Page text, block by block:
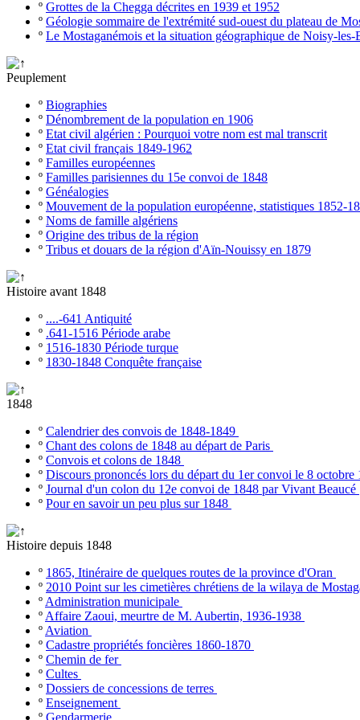
º Grottes de la Chegga décrites en 1939 et 1952
º Géologie sommaire de l'extrémité sud-ouest du plateau de
º Le Mostaganémois et la situation géographique de Noisy-les-
Peuplement
º Biographies
º Dénombrement de la population en 1906
º Etat civil algérien : Pourquoi votre nom est mal transcrit
º Etat civil français 1849-1962
º Familles européennes
º Familles parisiennes du 15e convoi de 1848
º Généalogies
º Mouvement de la population européenne, statistiques 1852-
º Noms de famille algériens
º Origine des tribus de la région
º Tribus et douars de la région d'Aïn-Nouissy en 1879
Histoire avant 1848
º ....-641 Antiquité
º .641-1516 Période arabe
º 1516-1830 Période turque
º 1830-1848 Conquête française
1848
º Calendrier des convois de 1848-1849
º Chant des colons de 1848 au départ de Paris
º Convois et colons de 1848
º Discours prononcés lors du départ du 1er convoi le 8 octobre
º Journal d'un colon du 12e convoi de 1848 par Vivant Beaucé
º Pour en savoir un peu plus sur 1848
Histoire depuis 1848
º 1865, Itinéraire de quelques routes de la province d'Oran
º 2010 Point sur les cimetières chrétiens de la wilaya de
º Administration municipale
º Affaire Zaoui, meurtre de M. Aubertin, 1936-1938
º Aviation
º Cadastre propriétés foncières 1860-1870
º Chemin de fer
º Cultes
º Dossiers de concessions de terres
º Enseignement
º Gendarmerie